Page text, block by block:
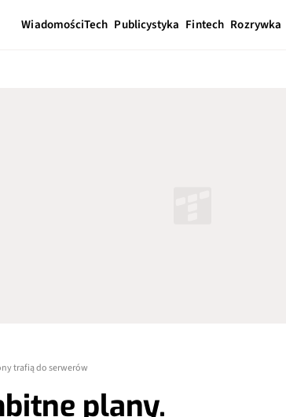
WiadomościTech Publicystyka Fintech Rozrywka
trafią do serwerów
plany.